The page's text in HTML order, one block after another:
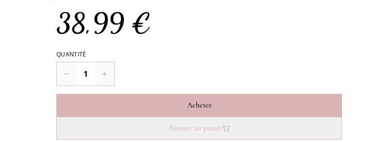
38,99 €
QUANTITÉ
Acheter
Ajouter au panier